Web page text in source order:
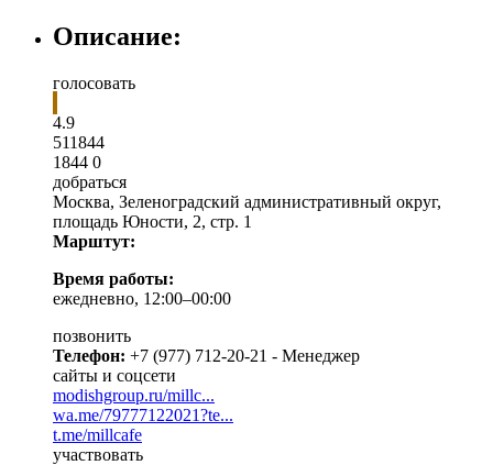
Описание:
голосовать
4.9
511844
1844 0
добраться
Москва, Зеленоградский административный округ,
площадь Юности, 2, стр. 1
Марштут:
Время работы:
ежедневно, 12:00–00:00
позвонить
Телефон: +7 (977) 712-20-21 - Менеджер
сайты и соцсети
modishgroup.ru/millc...
wa.me/79777122021?te...
t.me/millcafe
участвовать